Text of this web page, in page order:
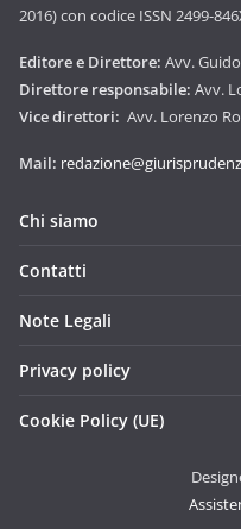
2016) con codice ISSN 2499-
Editore e Direttore: Avv.
Direttore responsabile: Avv.
Vice direttori: Avv. Lorenzo
Mail:
Chi siamo
Contatti
Note Legali
Privacy policy
Cookie Policy (UE)